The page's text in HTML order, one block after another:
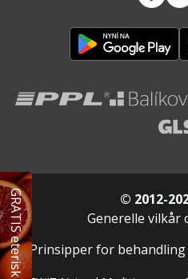
GRATIS eterisk olje
© 2012-
Generelle vilkår
Prinsipper for